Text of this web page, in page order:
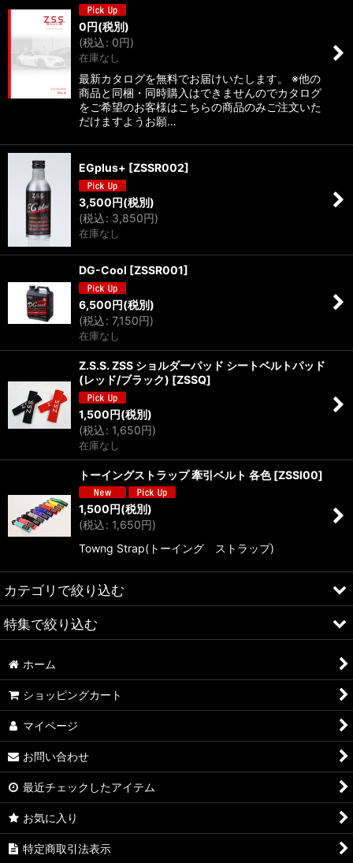
0円(税別)
(税込: 0円)
在庫なし
最新カタログを無料でお届けいたします。 ※他の
商品と同梱・同時購入はできませんのでカタログ
をご希望のお客様はこちらの商品のみご注文いた
だけますようお願…
EGplus+ [ZSSR002]
3,500円(税別)
(税込: 3,850円)
在庫なし
DG-Cool [ZSSR001]
6,500円(税別)
(税込: 7,150円)
在庫なし
Z.S.S. ZSS ショルダーパッド シートベルトパッド
(レッド/ブラック) [ZSSQ]
1,500円(税別)
(税込: 1,650円)
在庫なし
トーイングストラップ 牽引ベルト 各色 [ZSSI00]
1,500 円(税別)
(税込: 1,650円)
Towng Strap(トーイング ストラップ)
カテゴリで絞り込む
車高調
ショップオリジナル車高調
アーム
スペーサー
カーボンボンネット
ミラー
インテリア / パネル
特集で絞り込む
ALFA ROMEO > 156
ALFA ROMEO > 147
ALFA ROMEO > 159
ALFA ROMEO > 4C
A4
A4 WAGON
ホーム
ショッピングカート
マイページ
お問い合わせ
最近チェックしたアイテム
お気に入り
特定商取引法表示